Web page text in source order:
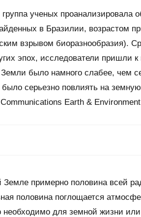
ученых проанализировала
в Бразилии, возрастом
взрывом биоразнообразия).
эпох, исследователи пришли
Земли было намного слабее, чем
серьезно повлиять на
Communications Earth & Environment
Земле примерно половина всей
половина поглощается
необходимо для земной жизни